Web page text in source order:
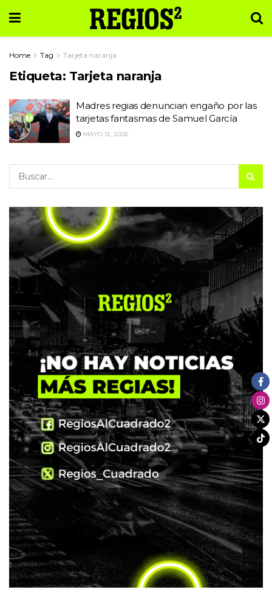
Home Tag Tarjeta naranja
Etiqueta: Tarjeta naranja
Madres regias denuncian engaño por las
tarjetas fantasmas de Samuel García
MAYO 12, 2026